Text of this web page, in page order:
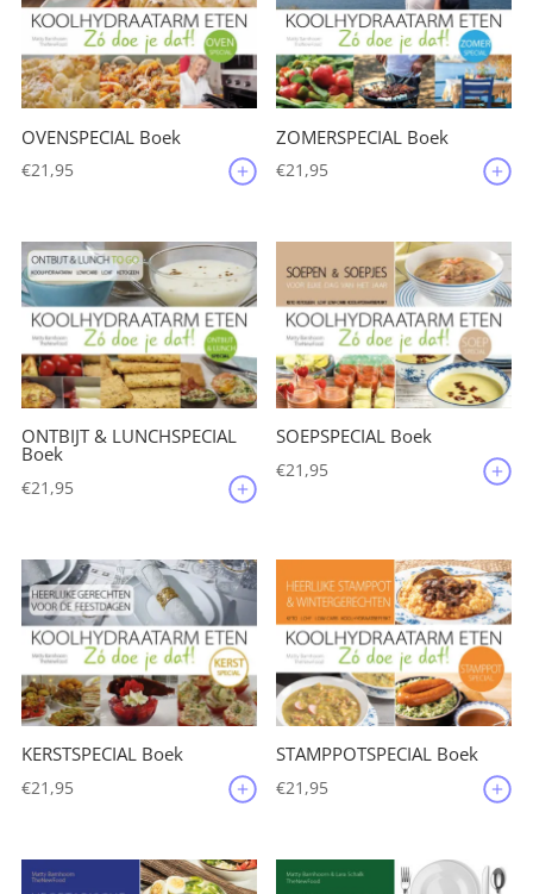
OVENSPECIAL Boek
€21,95
ZOMERSPECIAL Boek
€21,95
ONTBIJT & LUNCHSPECIAL
Boek
€21,95
SOEPSPECIAL Boek
€21,95
KERSTSPECIAL Boek
€21,95
STAMPPOTSPECIAL Boek
€21,95